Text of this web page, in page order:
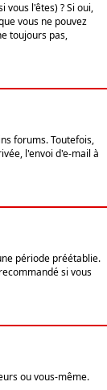
vous l'êtes) ? Si oui,
vous ne pouvez
toujours pas,
forums. Toutefois,
l'envoi d'e-mail à
période préétablie.
si vous
ou vous-même.